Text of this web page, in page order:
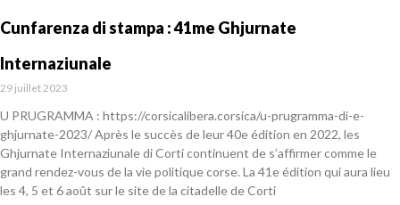
Cunfarenza di stampa : 41me Ghjurnate
Internaziunale
29 juillet 2023
U PRUGRAMMA : https://corsicalibera.corsica/u-prugramma-di-e-
ghjurnate-2023/ Après le succès de leur 40e édition en 2022, les
Ghjurnate Internaziunale di Corti continuent de s’affirmer comme le
grand rendez-vous de la vie politique corse. La 41e édition qui aura lieu
les 4, 5 et 6 août sur le site de la citadelle de Corti